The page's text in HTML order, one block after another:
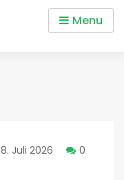
Menu
8. Juli 2026
0